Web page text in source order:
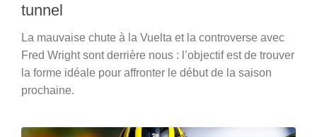
tunnel
La mauvaise chute à la Vuelta et la controverse avec
Fred Wright sont derrière nous : l’objectif est de trouver
la forme idéale pour affronter le début de la saison
prochaine.